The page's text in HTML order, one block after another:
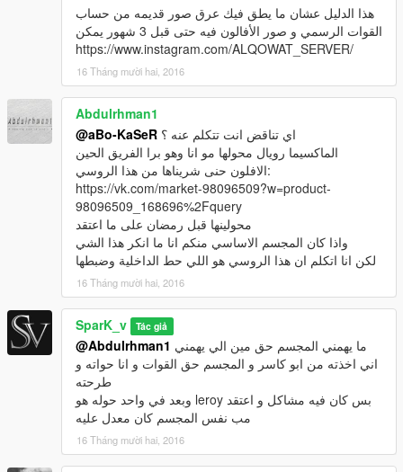
هذا الدليل عشان ما يطق فيك عرق صور قديمه من حساب
القوات الرسمي و صور الأفالون فيه حتى قبل 3 شهور يمكن
https://www.instagram.com/ALQOWAT_SERVER/
16 Tháng mười hai, 2016
Abdulrhman1
@aBo-KaSeR اي تناقض انت تتكلم عنه ؟
الماكسيما رويال محولها مو انا وهو برا الفريق الحين
الافلون حنى شريناها من هذا الروسي:
https://vk.com/market-98096509?w=product-
98096509_168696%2Fquery
محولينها قبل رمضان على ما اعتقد
واذا كان المجسم الاساسي منكم انا ما انكر هذا الشي
لكن انا اتكلم ان هذا الروسي هو اللي حط الداخلية وضبطها
16 Tháng mười hai, 2016
SparK_v Tác giả
@Abdulrhman1
اني اخذته من ابو كاسر و المجسم حق القوات و انا حواته و
طرحته
وبعد في واحد حوله هو leroy بس كان فيه مشاكل و اعتقد
مب نفس المجسم كان معدل عليه
16 Tháng mười hai, 2016